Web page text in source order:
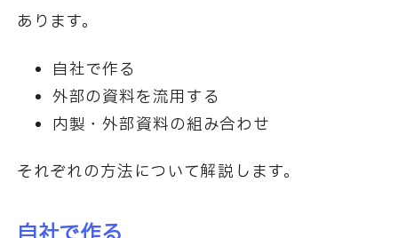
あります。
自社で作る
外部の資料を流用する
内製・外部資料の組み合わせ
それぞれの方法について解説します。